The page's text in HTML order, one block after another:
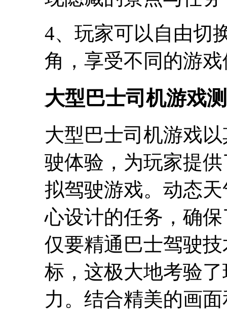
4、玩家可以自由切
角，享受不同的游
大型巴士司机游戏
大型巴士司机游戏
驶体验，为玩家提
拟驾驶游戏。动态
心设计的任务，确
仅要精通巴士驾驶
标，这极大地考验
力。结合精美的画